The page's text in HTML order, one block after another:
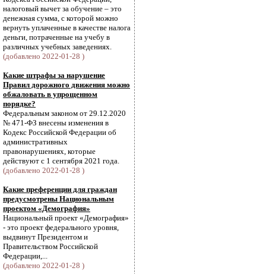
налоговый вычет за обучение – это
денежная сумма, с которой можно
вернуть уплаченные в качестве налога
деньги, потраченные на учебу в
различных учебных заведениях.
(добавлено 2022-01-28 )
Какие штрафы за нарушение
Правил дорожного движения можно
обжаловать в упрощенном
порядке?
Федеральным законом от 29.12.2020
№ 471-ФЗ внесены изменения в
Кодекс Российской Федерации об
административных
правонарушениях, которые
действуют с 1 сентября 2021 года.
(добавлено 2022-01-28 )
Какие преференции для граждан
предусмотрены Национальным
проектом «Демография»
Национальный проект «Демография»
- это проект федерального уровня,
выдвинут Президентом и
Правительством Российской
Федерации,...
(добавлено 2022-01-28 )